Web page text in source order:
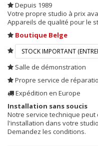
Depuis 1989
Votre propre studio à prix
Appareils de qualité pour le
Boutique Belge
STOCK IMPORTANT
Salle de démonstration
Propre service de
Expédition en Europe
Installation sans soucis
Notre service technique
l'installation dans votre
Demandez les conditions.